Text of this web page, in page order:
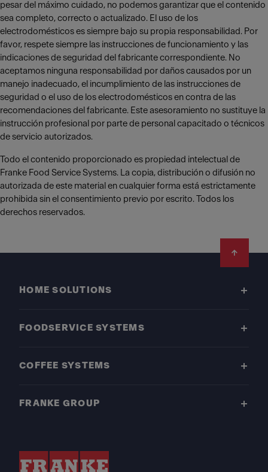
pesar del máximo cuidado, no podemos garantizar que el contenido
sea completo, correcto o actualizado. El uso de los
electrodomésticos es siempre bajo su propia responsabilidad. Por
favor, respete siempre las instrucciones de funcionamiento y las
indicaciones de seguridad del fabricante correspondiente. No
aceptamos ninguna responsabilidad por daños causados por un
manejo inadecuado, el incumplimiento de las instrucciones de
seguridad o el uso de los electrodomésticos en contra de las
recomendaciones del fabricante. Este asesoramiento no sustituye la
instrucción profesional por parte de personal capacitado o técnicos
de servicio autorizados.
Todo el contenido proporcionado es propiedad intelectual de
Franke Food Service Systems. La copia, distribución o difusión no
autorizada de este material en cualquier forma está estrictamente
prohibida sin el consentimiento previo por escrito. Todos los
derechos reservados.
HOME SOLUTIONS
FOODSERVICE SYSTEMS
COFFEE SYSTEMS
FRANKE GROUP